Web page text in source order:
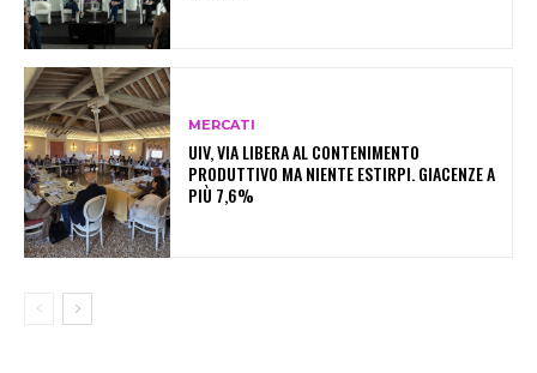
MERCATI
UIV, VIA LIBERA AL CONTENIMENTO
PRODUTTIVO MA NIENTE ESTIRPI. GIACENZE A
PIÙ 7,6%